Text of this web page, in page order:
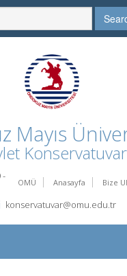
Mayıs
OMÜ Anasayfa Bize
-
konservatuvar@omu.edu.tr